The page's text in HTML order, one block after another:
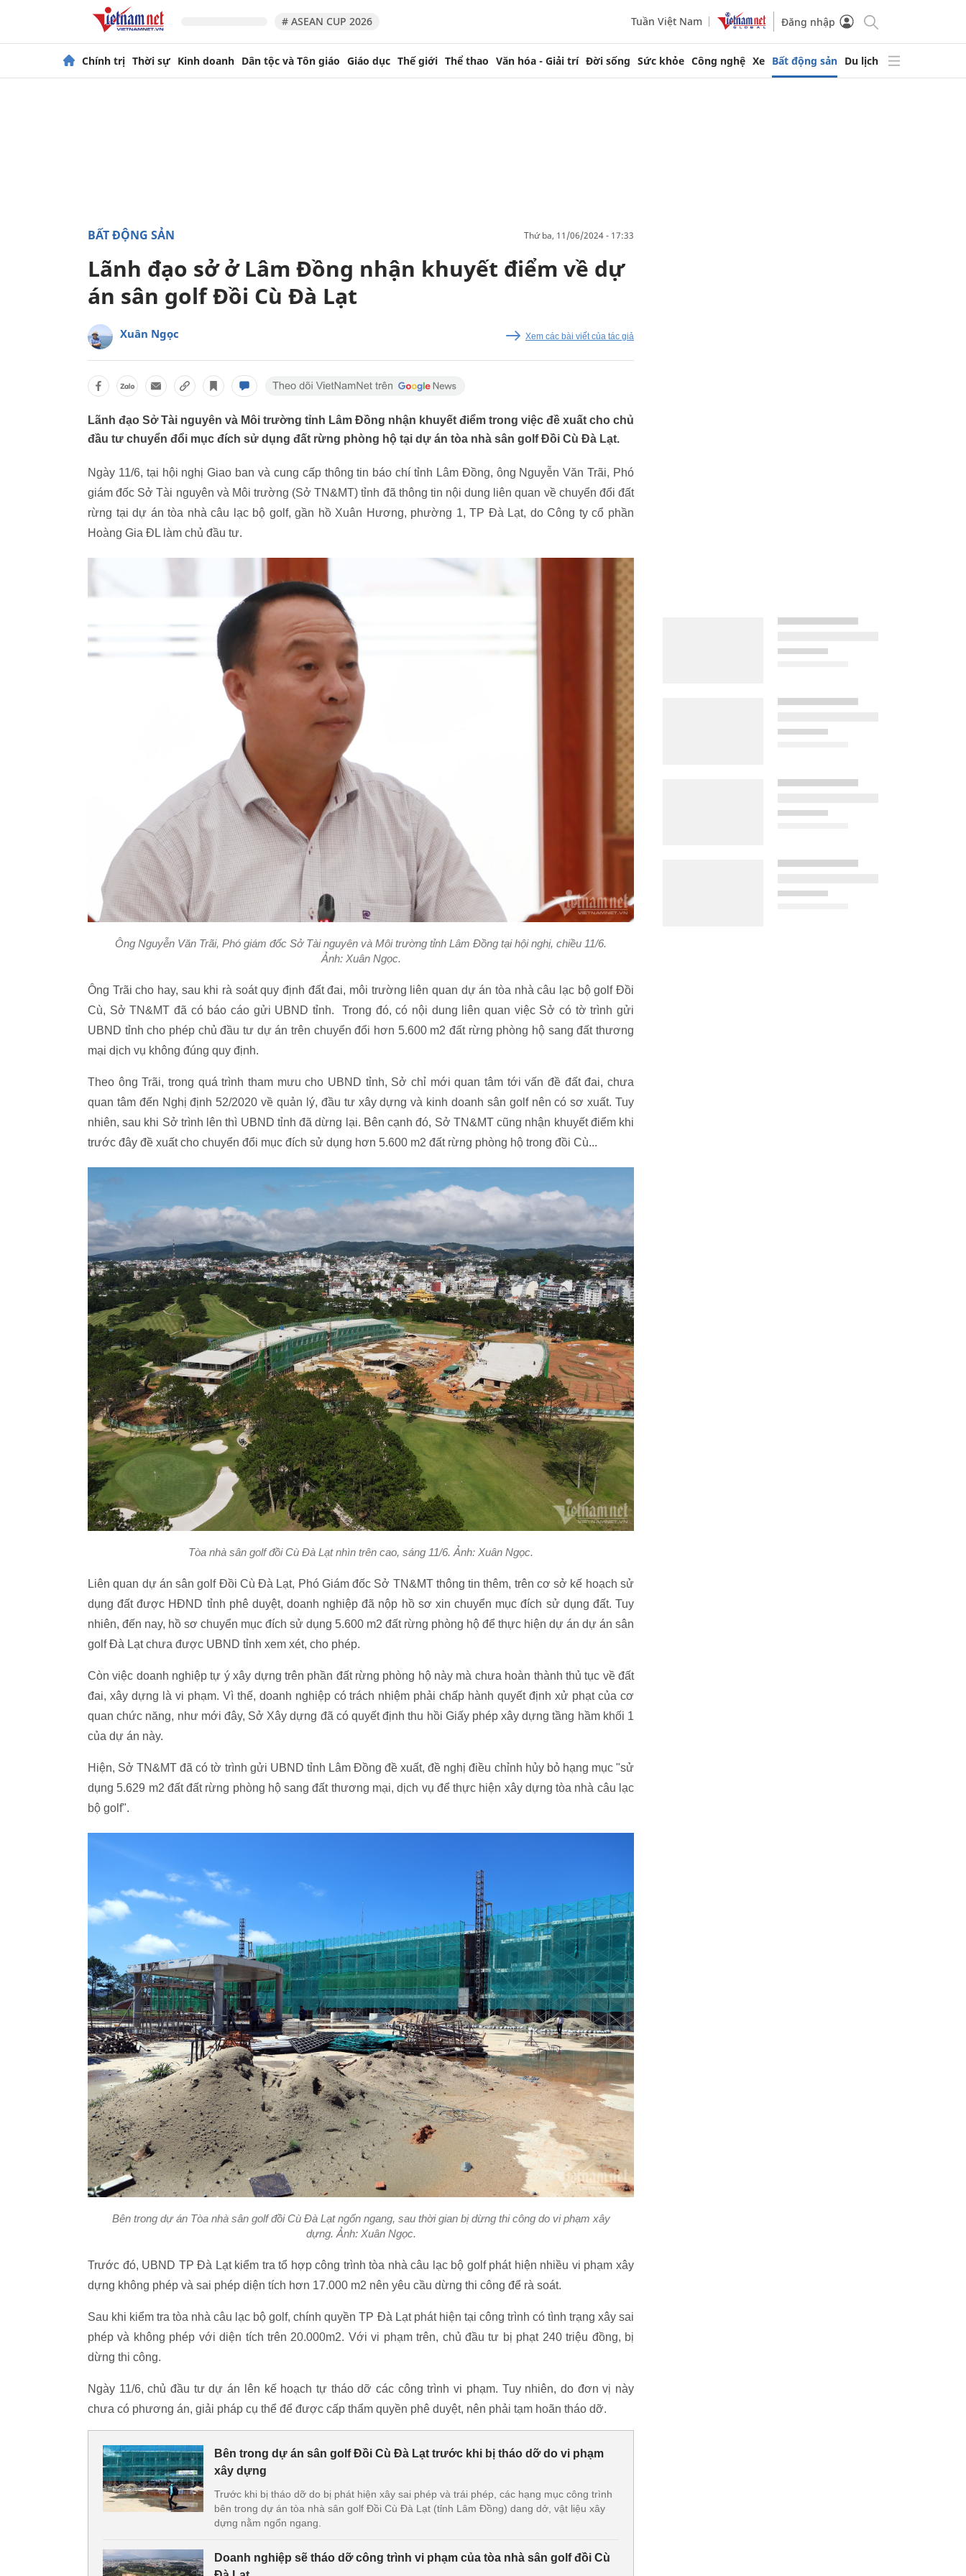
# ASEAN CUP 2026 Tuần Việt Nam Đăng nhập
Chính trị Thời sự Kinh doanh Dân tộc và Tôn giáo Giáo dục Thế giới Thể thao Văn hóa - Giải trí Đời sống Sức khỏe Công nghệ Xe Bất động sản Du lịch
BẤT ĐỘNG SẢN thứ ba, 11/06/2024 - 17:33
Lãnh đạo sở ở Lâm Đồng nhận khuyết điểm về dự
án sân golf Đồi Cù Đà Lạt
Xuân Ngọc Xem các bài viết của tác giả
Lãnh đạo Sở Tài nguyên và Môi trường tỉnh Lâm Đồng nhận khuyết điểm trong việc đề xuất cho chủ
đầu tư chuyển đổi mục đích sử dụng đất rừng phòng hộ tại dự án tòa nhà sân golf Đồi Cù Đà Lạt.
Ngày 11/6, tại hội nghị Giao ban và cung cấp thông tin báo chí tỉnh Lâm Đồng, ông Nguyễn Văn Trãi, Phó
giám đốc Sở Tài nguyên và Môi trường (Sở TN&MT) tỉnh đã thông tin nội dung liên quan về chuyển đổi đất
rừng tại dự án tòa nhà câu lạc bộ golf, gần hồ Xuân Hương, phường 1, TP Đà Lạt, do Công ty cổ phần
Hoàng Gia ĐL làm chủ đầu tư.
Ông Nguyễn Văn Trãi, Phó giám đốc Sở Tài nguyên và Môi trường tỉnh Lâm Đồng tại hội nghị, chiều 11/6.
Ảnh: Xuân Ngọc.
Ông Trãi cho hay, sau khi rà soát quy định đất đai, môi trường liên quan dự án tòa nhà câu lạc bộ golf Đồi
Cù, Sở TN&MT đã có báo cáo gửi UBND tỉnh. Trong đó, có nội dung liên quan việc Sở có tờ trình gửi
UBND tỉnh cho phép chủ đầu tư dự án trên chuyển đổi hơn 5.600 m2 đất rừng phòng hộ sang đất thương
mại dịch vụ không đúng quy định.
Theo ông Trãi, trong quá trình tham mưu cho UBND tỉnh, Sở chỉ mới quan tâm tới vấn đề đất đai, chưa
quan tâm đến Nghị định 52/2020 về quản lý, đầu tư xây dựng và kinh doanh sân golf nên có sơ xuất. Tuy
nhiên, sau khi Sở trình lên thì UBND tỉnh đã dừng lại. Bên cạnh đó, Sở TN&MT cũng nhận khuyết điểm khi
trước đây đề xuất cho chuyển đổi mục đích sử dụng hơn 5.600 m2 đất rừng phòng hộ trong đồi Cù...
Tòa nhà sân golf đồi Cù Đà Lạt nhìn trên cao, sáng 11/6. Ảnh: Xuân Ngọc.
Liên quan dự án sân golf Đồi Cù Đà Lạt, Phó Giám đốc Sở TN&MT thông tin thêm, trên cơ sở kế hoạch sử
dụng đất được HĐND tỉnh phê duyệt, doanh nghiệp đã nộp hồ sơ xin chuyển mục đích sử dụng đất. Tuy
nhiên, đến nay, hồ sơ chuyển mục đích sử dụng 5.600 m2 đất rừng phòng hộ để thực hiện dự án dự án sân
golf Đà Lạt chưa được UBND tỉnh xem xét, cho phép.
Còn việc doanh nghiệp tự ý xây dựng trên phần đất rừng phòng hộ này mà chưa hoàn thành thủ tục về đất
đai, xây dựng là vi phạm. Vì thế, doanh nghiệp có trách nhiệm phải chấp hành quyết định xử phạt của cơ
quan chức năng, như mới đây, Sở Xây dựng đã có quyết định thu hồi Giấy phép xây dựng tầng hầm khối 1
của dự án này.
Hiện, Sở TN&MT đã có tờ trình gửi UBND tỉnh Lâm Đồng đề xuất, đề nghị điều chỉnh hủy bỏ hạng mục "sử
dụng 5.629 m2 đất đất rừng phòng hộ sang đất thương mại, dịch vụ để thực hiện xây dựng tòa nhà câu lạc
bộ golf".
Bên trong dự án Tòa nhà sân golf đồi Cù Đà Lạt ngổn ngang, sau thời gian bị dừng thi công do vi phạm xây
dựng. Ảnh: Xuân Ngọc.
Trước đó, UBND TP Đà Lạt kiểm tra tổ hợp công trình tòa nhà câu lạc bộ golf phát hiện nhiều vi phạm xây
dựng không phép và sai phép diện tích hơn 17.000 m2 nên yêu cầu dừng thi công để rà soát.
Sau khi kiểm tra tòa nhà câu lạc bộ golf, chính quyền TP Đà Lạt phát hiện tại công trình có tình trạng xây sai
phép và không phép với diện tích trên 20.000m2. Với vi phạm trên, chủ đầu tư bị phạt 240 triệu đồng, bị
dừng thi công.
Ngày 11/6, chủ đầu tư dự án lên kế hoạch tự tháo dỡ các công trình vi phạm. Tuy nhiên, do đơn vị này
chưa có phương án, giải pháp cụ thể để được cấp thẩm quyền phê duyệt, nên phải tạm hoãn tháo dỡ.
Bên trong dự án sân golf Đồi Cù Đà Lạt trước khi bị tháo dỡ do vi phạm
xây dựng
Trước khi bị tháo dỡ do bị phát hiện xây sai phép và trái phép, các hạng mục công trình
bên trong dự án tòa nhà sân golf Đồi Cù Đà Lạt (tỉnh Lâm Đồng) dang dở, vật liệu xây
dựng nằm ngổn ngang.
Doanh nghiệp sẽ tháo dỡ công trình vi phạm của tòa nhà sân golf đồi Cù